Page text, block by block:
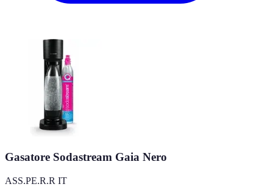
Gasatore Sodastream Gaia Nero
ASS.PE.R.R IT